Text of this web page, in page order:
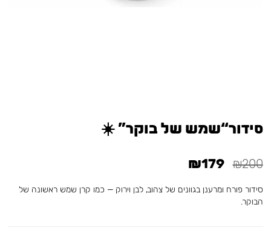
סידור“שמש של בוקר” ☀️
₪200
₪179
סידור פורח ומרענן בגוונים של צהוב, לבן וירוק — כמו קרן שמש ראשונה של
הבוקר.